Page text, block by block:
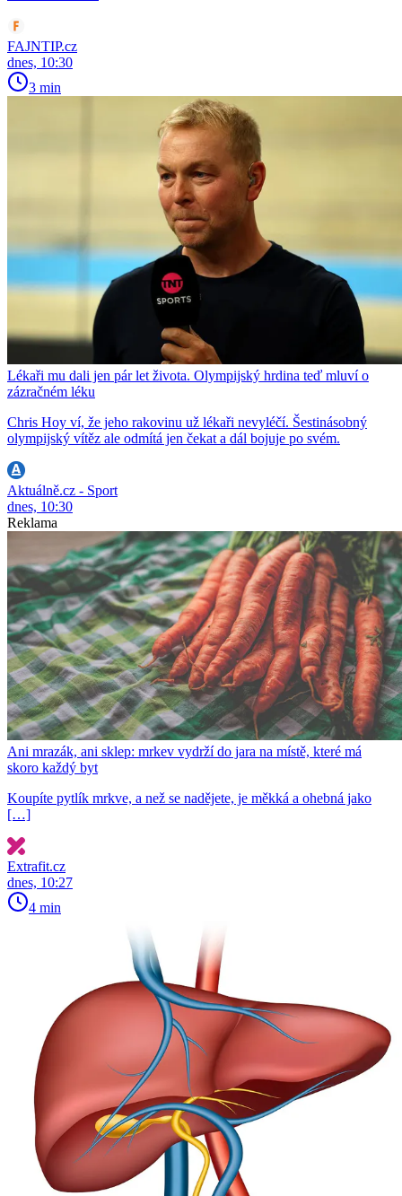
FAJNTIP.cz
dnes, 10:30
3 min
Lékaři mu dali jen pár let života. Olympijský hrdina teď mluví o
zázračném léku
Chris Hoy ví, že jeho rakovinu už lékaři nevyléčí. Šestinásobný
olympijský vítěz ale odmítá jen čekat a dál bojuje po svém.
Aktuálně.cz - Sport
dnes, 10:30
Reklama
Ani mrazák, ani sklep: mrkev vydrží do jara na místě, které má
skoro každý byt
Koupíte pytlík mrkve, a než se nadějete, je měkká a ohebná jako
[…]
Extrafit.cz
dnes, 10:27
4 min